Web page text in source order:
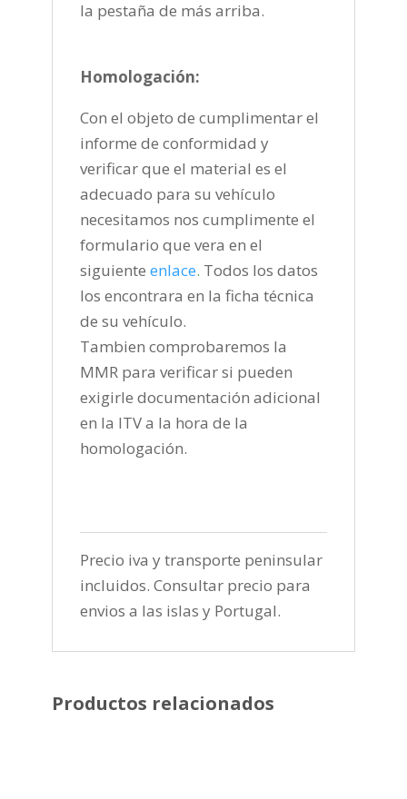
la pestaña de más arriba.
Homologación:
Con el objeto de cumplimentar el
informe de conformidad y
verificar que el material es el
adecuado para su vehículo
necesitamos nos cumplimente el
formulario que vera en el
siguiente enlace. Todos los datos
los encontrara en la ficha técnica
de su vehículo.
Tambien comprobaremos la
MMR para verificar si pueden
exigirle documentación adicional
en la ITV a la hora de la
homologación.
Precio iva y transporte peninsular
incluidos. Consultar precio para
envios a las islas y Portugal.
Productos relacionados